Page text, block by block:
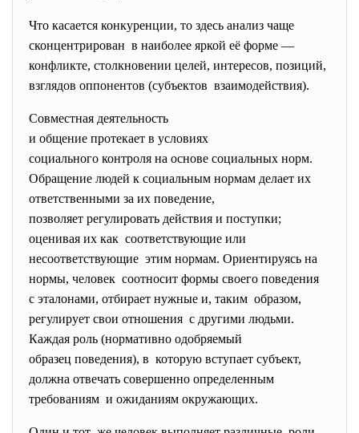
Что касается конкуренции, то здесь анализ чаще
сконцентрирован в наиболее яркой её форме —
конфликте, столкновении целей, интересов, позиций,
взглядов оппонентов (субъектов взаимодействия).
Совместная деятельность
и общение протекает в условиях
социального контроля на основе социальных норм.
Обращение людей к социальным нормам делает их
ответственными за их поведение,
позволяет регулировать действия и поступки;
оценивая их как соответствующие или
несоответствующие этим нормам. Ориентируясь на
нормы, человек соотносит формы своего поведения
с эталонами, отбирает нужные и, таким образом,
регулирует свои отношения с другими людьми.
Каждая роль (нормативно одобряемый
образец поведения), в которую вступает субъект,
должна отвечать совершенно определенным
требованиям и ожиданиям окружающих.